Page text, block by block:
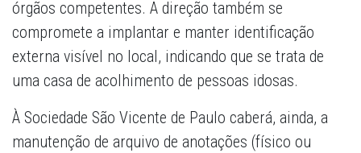
órgãos competentes. A direção também se
compromete a implantar e manter identificação
externa visível no local, indicando que se trata de
uma casa de acolhimento de pessoas idosas.
À Sociedade São Vicente de Paulo caberá, ainda, a
manutenção de arquivo de anotações (físico ou